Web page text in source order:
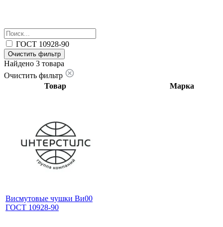
ГОСТ 10928-90
Очистить фильтр
Найдено 3 товара
Очистить фильтр
Товар
Марка
Висмутовые чушки Ви00
ГОСТ 10928-90